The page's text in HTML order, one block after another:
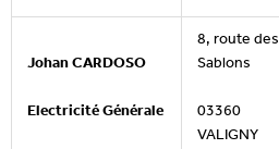
Johan CARDOSO
Electricité Générale
8, route des
Sablons
03360
VALIGNY